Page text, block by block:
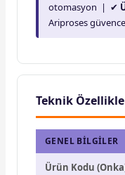
otomasyon | ✔
Ariproses
Teknik
GENEL BILGILER
Ürün Kodu